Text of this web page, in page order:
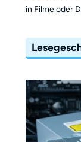
in Filme oder